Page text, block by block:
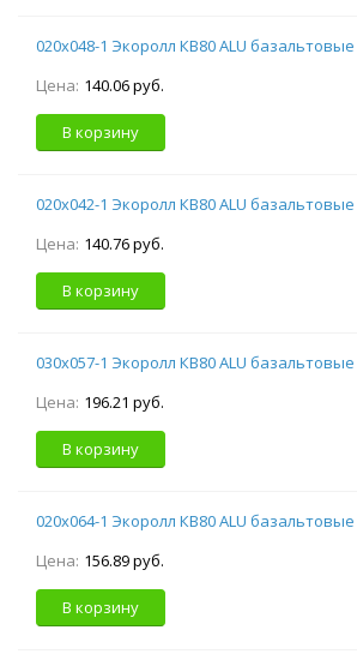
020х048-1 Экоролл КВ80 ALU
Цена: 140.06 руб.
В корзину
020х042-1 Экоролл КВ80 ALU
Цена: 140.76 руб.
В корзину
030х057-1 Экоролл КВ80 ALU
Цена: 196.21 руб.
В корзину
020х064-1 Экоролл КВ80 ALU
Цена: 156.89 руб.
В корзину